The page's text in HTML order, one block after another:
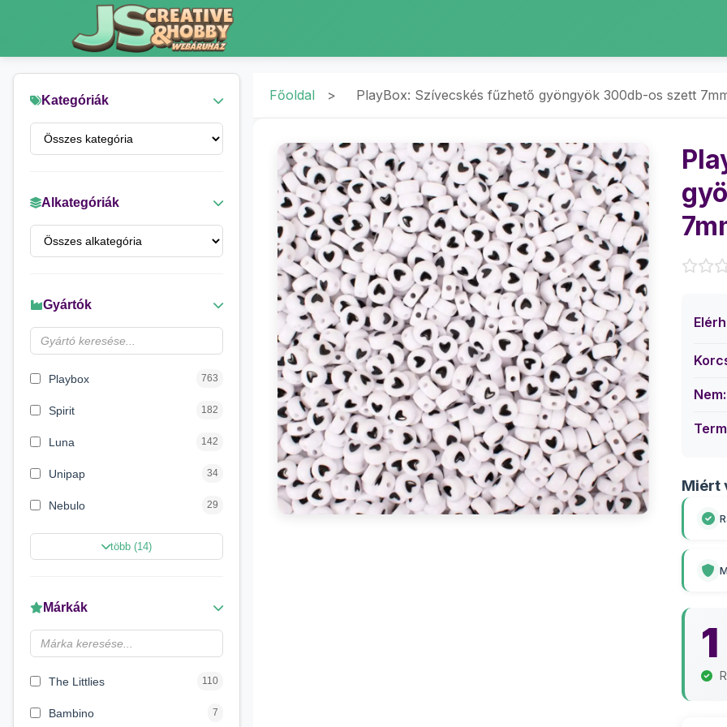
Kategóriák
Alkategóriák
Gyártók
Playbox 763
Spirit 182
Luna 142
Unipap 34
Nebulo 29
Magic Toys 26
LENA
Make it Real 5
több (14)
Márkák
The Littlies 110
Bambino 7
Főoldal > PlayBox: Szívecskés fűzhető gyöngyök 300db-os szett
Nem:
Miért